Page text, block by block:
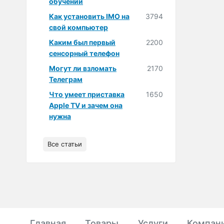
Как установить IMO на
свой компьютер
3794
Каким был первый
сенсорный телефон
2200
Могут ли взломать
Телеграм
2170
Что умеет приставка
Apple TV и зачем она
нужна
1650
Все статьи